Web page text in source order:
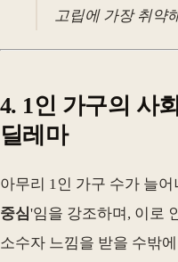
고립에 가장 취약
4. 1인 가구의 사
딜레마
아무리 1인 가구 수가 늘
중심'임을 강조하며, 이로
소수자 느낌을 받을 수밖